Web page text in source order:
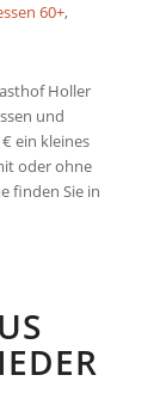
60+,
Holler
und
ein kleines
oder ohne
finden Sie in